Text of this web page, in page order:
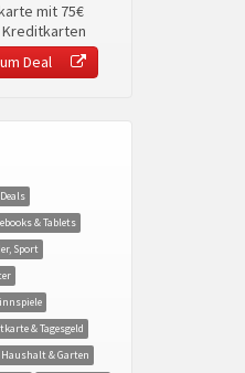
mit 75€
Deal
& Tablets
Sport
& Tagesgeld
Haushalt & Garten